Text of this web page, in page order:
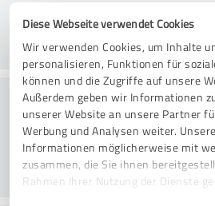
Diese Webseite verwendet Cookies
Wir verwenden Cookies, um Inhalte
personalisieren, Funktionen für
können und die Zugriffe auf unsere
Außerdem geben wir Informationen
unserer Website an unsere Partner
Werbung und Analysen weiter.
Informationen möglicherweise mit
zusammen, die Sie ihnen
Rahmen Ihrer Nutzung der Dienste